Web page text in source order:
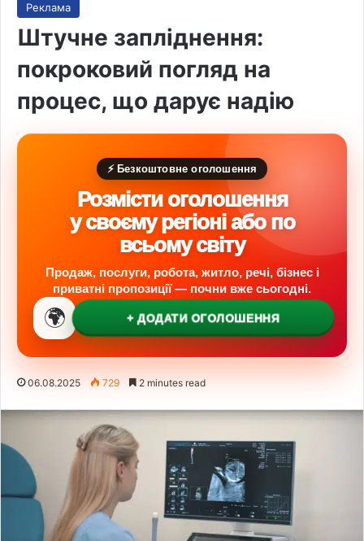
Реклама
Штучне запліднення:
покроковий погляд на
процес, що дарує надію
⚡ Безкоштовне оголошення
Розмісти оголошення
у своєму регіоні або по
всьому світу
Продаж, послуги, робота, житло, речі, бізнес і
приватні пропозиції — почни вже сьогодні.
🌍 + ДОДАТИ ОГОЛОШЕННЯ
06.08.2025 729 2 minutes read